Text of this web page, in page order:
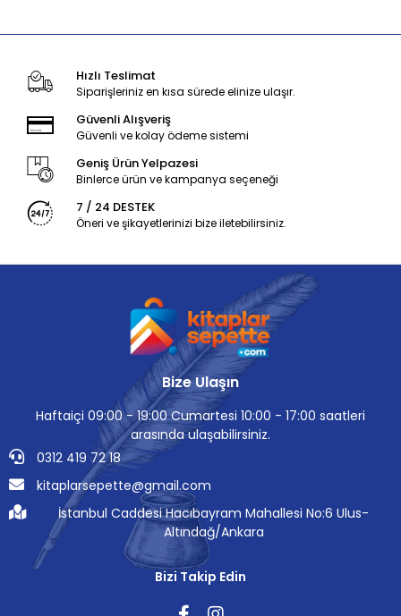
Hızlı Teslimat
Siparişleriniz en kısa sürede elinize ulaşır.
Güvenli Alışveriş
Güvenli ve kolay ödeme sistemi
Geniş Ürün Yelpazesi
Binlerce ürün ve kampanya seçeneği
7 / 24 DESTEK
Öneri ve şikayetlerinizi bize iletebilirsiniz.
Bize Ulaşın
Haftaiçi 09:00 - 19:00 Cumartesi 10:00 - 17:00 saatleri
arasında ulaşabilirsiniz.
0312 419 72 18
kitaplarsepette@gmail.com
İstanbul Caddesi Hacıbayram Mahallesi No:6 Ulus-
Altındağ/Ankara
Bizi Takip Edin